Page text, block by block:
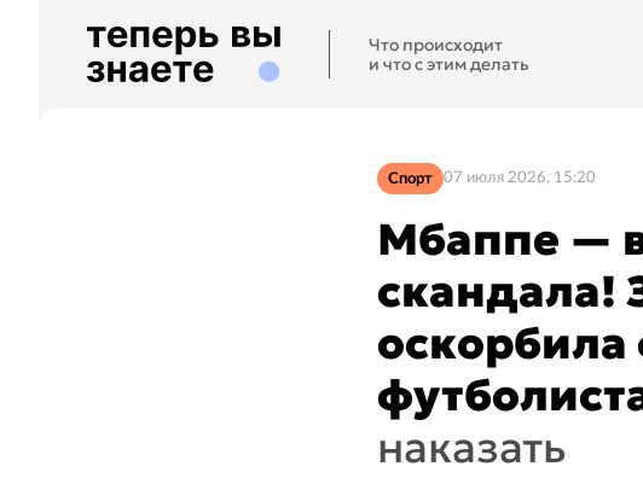
Что происходит
и что с этим делать
Спорт 07 июля 2026, 15:20
Мбаппе — в
скандала!
оскорбила
наказать